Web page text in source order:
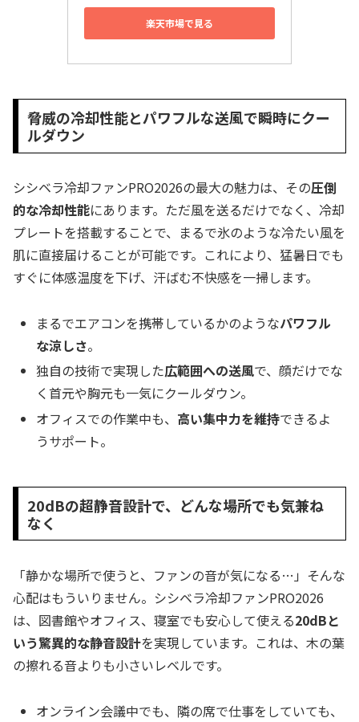
楽天市場で見る
脅威の冷却性能とパワフルな送風で瞬時にクー
ルダウン
シシベラ冷却ファンPRO2026の最大の魅力は、その圧倒
的な冷却性能にあります。ただ風を送るだけでなく、冷却
プレートを搭載することで、まるで氷のような冷たい風を
肌に直接届けることが可能です。これにより、猛暑日でも
すぐに体感温度を下げ、汗ばむ不快感を一掃します。
まるでエアコンを携帯しているかのようなパワフル
な涼しさ。
独自の技術で実現した広範囲への送風で、顔だけでな
く首元や胸元も一気にクールダウン。
オフィスでの作業中も、 高い集中力を維持できるよ
うサポート。
20dBの超静音設計で、どんな場所でも気兼ね
なく
「静かな場所で使うと、ファンの音が気になる…」そんな
心配はもういりません。シシベラ冷却ファンPRO2026
は、図書館やオフィス、寝室でも安心して使える20dBと
いう驚異的な静音設計を実現しています。これは、木の葉
の擦れる音よりも小さいレベルです。
オンライン会議中でも、隣の席で仕事をしていても、